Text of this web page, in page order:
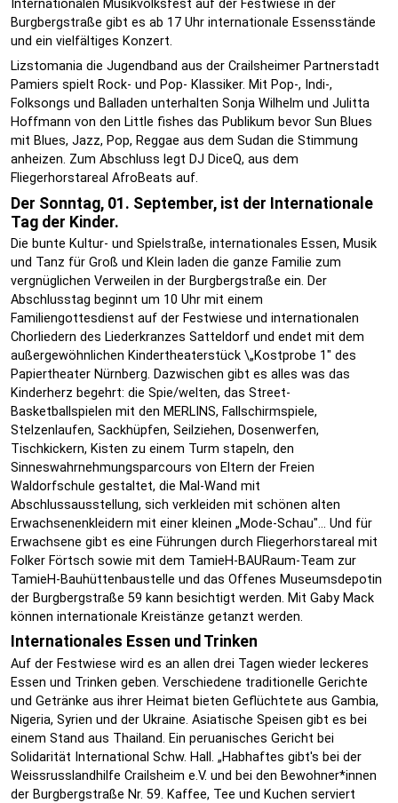
Internationalen Musikvolksfest auf der Festwiese in der
Burgbergstraße gibt es ab 17 Uhr internationale Essensstände
und ein vielfältiges Konzert.
Lizstomania die Jugendband aus der Crailsheimer Partnerstadt
Pamiers spielt Rock- und Pop- Klassiker. Mit Pop-, Indi-,
Folksongs und Balladen unterhalten Sonja Wilhelm und Julitta
Hoffmann von den Little fishes das Publikum bevor Sun Blues
mit Blues, Jazz, Pop, Reggae aus dem Sudan die Stimmung
anheizen. Zum Abschluss legt DJ DiceQ, aus dem
Fliegerhorstareal AfroBeats auf.
Der Sonntag, 01. September, ist der Internationale
Tag der Kinder.
Die bunte Kultur- und Spielstraße, internationales Essen, Musik
und Tanz für Groß und Klein laden die ganze Familie zum
vergnüglichen Verweilen in der Burgbergstraße ein. Der
Abschlusstag beginnt um 10 Uhr mit einem
Familiengottesdienst auf der Festwiese und internationalen
Chorliedern des Liederkranzes Satteldorf und endet mit dem
außergewöhnlichen Kindertheaterstück \„Kostprobe 1" des
Papiertheater Nürnberg. Dazwischen gibt es alles was das
Kinderherz begehrt: die Spie/welten, das Street-
Basketballspielen mit den MERLINS, Fallschirmspiele,
Stelzenlaufen, Sackhüpfen, Seilziehen, Dosenwerfen,
Tischkickern, Kisten zu einem Turm stapeln, den
Sinneswahrnehmungsparcours von Eltern der Freien
Waldorfschule gestaltet, die Mal-Wand mit
Abschlussausstellung, sich verkleiden mit schönen alten
Erwachsenenkleidern mit einer kleinen „Mode-Schau"... Und für
Erwachsene gibt es eine Führungen durch Fliegerhorstareal mit
Folker Förtsch sowie mit dem TamieH-BAURaum-Team zur
TamieH-Bauhüttenbaustelle und das Offenes Museumsdepotin
der Burgbergstraße 59 kann besichtigt werden. Mit Gaby Mack
können internationale Kreistänze getanzt werden.
Internationales Essen und Trinken
Auf der Festwiese wird es an allen drei Tagen wieder leckeres
Essen und Trinken geben. Verschiedene traditionelle Gerichte
und Getränke aus ihrer Heimat bieten Geflüchtete aus Gambia,
Nigeria, Syrien und der Ukraine. Asiatische Speisen gibt es bei
einem Stand aus Thailand. Ein peruanisches Gericht bei
Solidarität International Schw. Hall. „Habhaftes gibt's bei der
Weissrusslandhilfe Crailsheim e.V. und bei den Bewohner*innen
der Burgbergstraße Nr. 59. Kaffee, Tee und Kuchen serviert